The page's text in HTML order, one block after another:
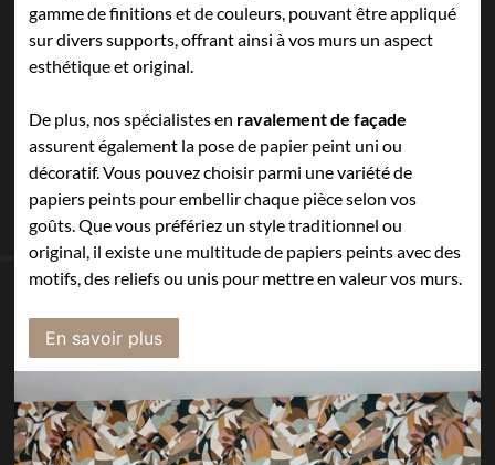
gamme de finitions et de couleurs, pouvant être appliqué
sur divers supports, offrant ainsi à vos murs un aspect
esthétique et original.
De plus, nos spécialistes en ravalement de façade
assurent également la pose de papier peint uni ou
décoratif. Vous pouvez choisir parmi une variété de
papiers peints pour embellir chaque pièce selon vos
goûts. Que vous préfériez un style traditionnel ou
original, il existe une multitude de papiers peints avec des
motifs, des reliefs ou unis pour mettre en valeur vos murs.
En savoir plus